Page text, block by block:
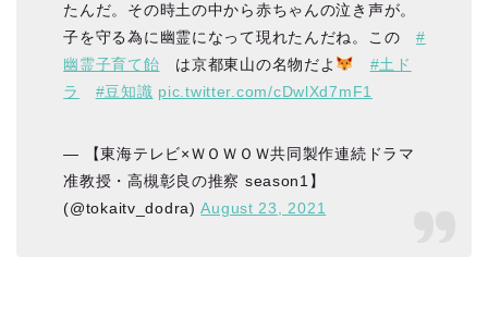
たんだ。その時土の中から赤ちゃんの泣き声が。
子を守る為に幽霊になって現れたんだね。この#
幽霊子育て飴 は京都東山の名物だよ
#土ド
ラ
#豆知識 pic.twitter.com/cDwlXd7mF1
— 【東海テレビ×ＷＯＷＯＷ共同製作連続ドラマ
准教授・高槻彰良の推察 season1】
(@tokaitv_dodra)August 23, 2021